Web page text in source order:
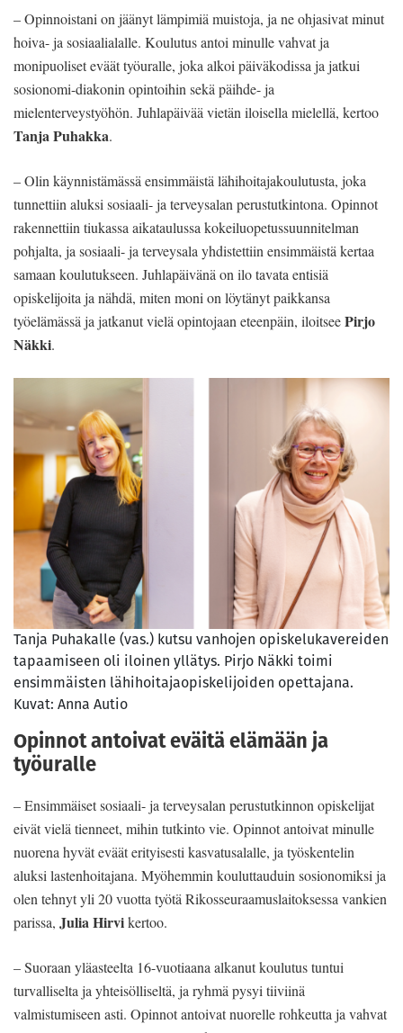
– Opinnoistani on jäänyt lämpimiä muistoja, ja ne ohjasivat minut
hoiva- ja sosiaalialalle. Koulutus antoi minulle vahvat ja
monipuoliset eväät työuralle, joka alkoi päiväkodissa ja jatkui
sosionomi-diakonin opintoihin sekä päihde- ja
mielenterveystyöhön. Juhlapäivää vietän iloisella mielellä, kertoo
Tanja Puhakka.
– Olin käynnistämässä ensimmäistä lähihoitajakoulutusta, joka
tunnettiin aluksi sosiaali- ja terveysalan perustutkintona. Opinnot
rakennettiin tiukassa aikataulussa kokeiluopetussuunnitelman
pohjalta, ja sosiaali- ja terveysala yhdistettiin ensimmäistä kertaa
samaan koulutukseen. Juhlapäivänä on ilo tavata entisiä
opiskelijoita ja nähdä, miten moni on löytänyt paikkansa
työelämässä ja jatkanut vielä opintojaan eteenpäin, iloitseePirjo
Näkki.
Tanja Puhakalle (vas.) kutsu vanhojen opiskelukavereiden
tapaamiseen oli iloinen yllätys. Pirjo Näkki toimi
ensimmäisten lähihoitajaopiskelijoiden opettajana.
Kuvat: Anna Autio
Opinnot antoivat eväitä elämään ja
työuralle
– Ensimmäiset sosiaali- ja terveysalan perustutkinnon opiskelijat
eivät vielä tienneet, mihin tutkinto vie. Opinnot antoivat minulle
nuorena hyvät eväät erityisesti kasvatusalalle, ja työskentelin
aluksi lastenhoitajana. Myöhemmin kouluttauduin sosionomiksi ja
olen tehnyt yli 20 vuotta työtä Rikosseuraamuslaitoksessa vankien
parissa, Julia Hirvikertoo.
– Suoraan yläasteelta 16-vuotiaana alkanut koulutus tuntui
turvalliselta ja yhteisölliseltä, ja ryhmä pysyi tiiviinä
valmistumiseen asti. Opinnot antoivat nuorelle rohkeutta ja vahvat